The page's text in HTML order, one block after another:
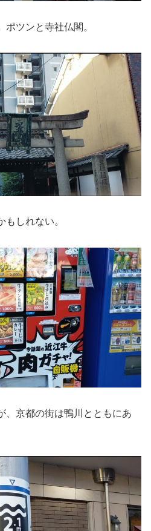
ツンと寺社仏閣。
しれない。
、京都の街は鴨川とともにあ